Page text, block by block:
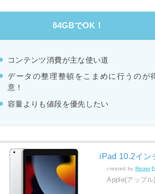
64GBでOK！
コンテンツ消費が主な使い道
データの整理整頓をこまめに行うのが
意！
容量よりも値段を優先したい
iPad 10.2イン
created by Rinker
Apple(アップル)